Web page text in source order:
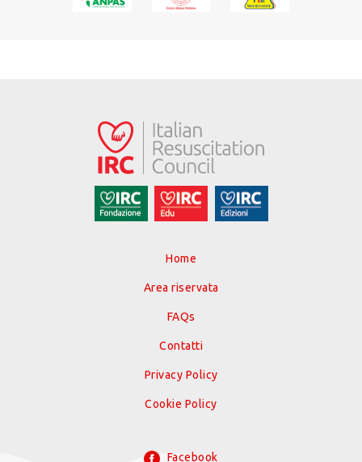
Home
Area riservata
FAQs
Contatti
Privacy Policy
Cookie Policy
Facebook